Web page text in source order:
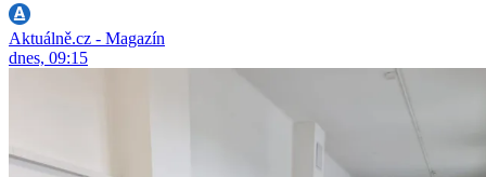
Aktuálně.cz - Magazín
dnes, 09:15